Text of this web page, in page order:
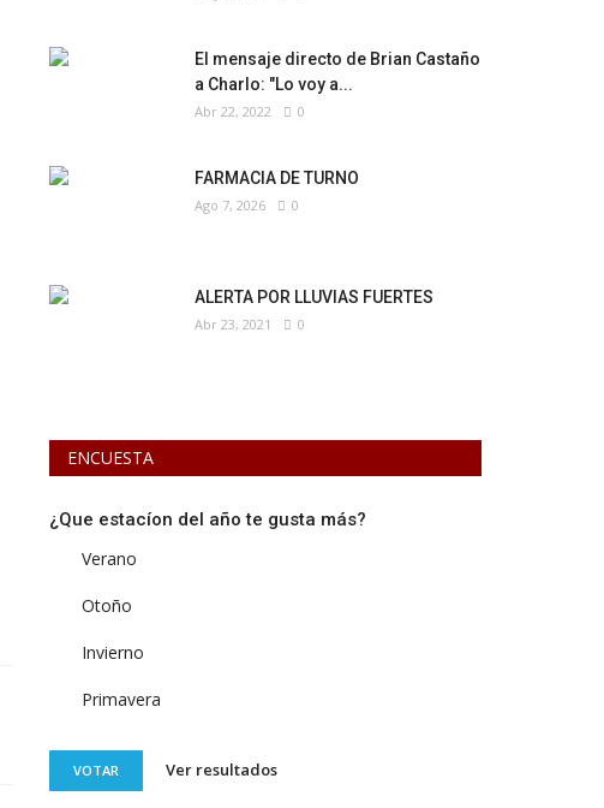
El mensaje directo de Brian Castaño
a Charlo: "Lo voy a...
Abr 22, 2022 0
FARMACIA DE TURNO
Ago 7, 2026 0
ALERTA POR LLUVIAS FUERTES
Abr 23, 2021 0
ENCUESTA
¿Que estacíon del año te gusta más?
Verano
Otoño
Invierno
Primavera
VOTAR Ver resultados